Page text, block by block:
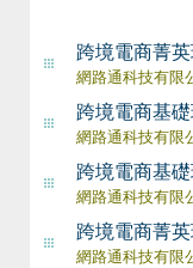
跨境電商菁
網路通科技有限
跨境電商基
網路通科技有限
跨境電商基
網路通科技有限
跨境電商菁
網路通科技有限